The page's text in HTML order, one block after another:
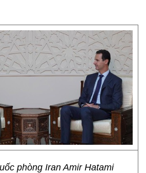
phòng Iran Amir Hatami